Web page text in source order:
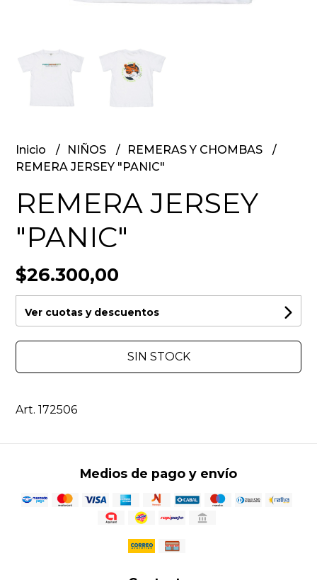
Inicio NIÑOS
REMERAS Y CHOMBAS
REMERA JERSEY "PANIC"
REMERA JERSEY
"PANIC"
$26.300,00
Ver cuotas y descuentos
SIN STOCK
Art. 172506
Medios de pago y envío